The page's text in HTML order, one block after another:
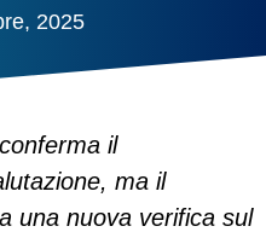
2025
il
ma il
una nuova verifica sul